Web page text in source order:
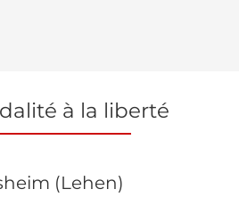
à la liberté
(Lehen)